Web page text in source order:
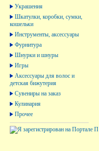
Украшения
Шкатулки, коробки, сумки,
кошельки
Инструменты, аксессуары
Фурнитура
Шнурки и шнуры
Игры
Аксессуары для волос и
детская бижутерия
Сувениры на заказ
Кулинария
Прочее